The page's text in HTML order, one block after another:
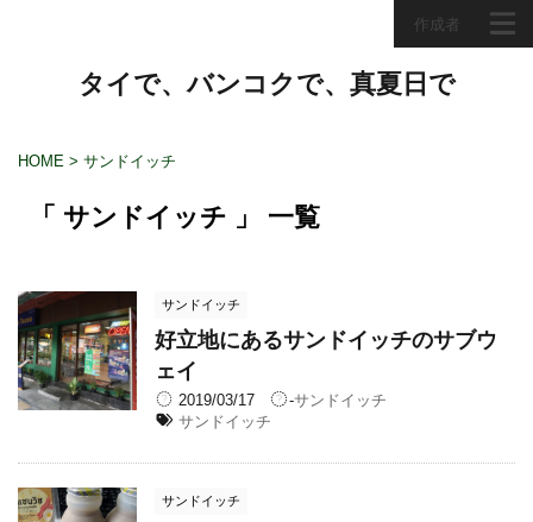
作成者
タイで、バンコクで、真夏日で
HOME > サンドイッチ
「 サンドイッチ 」 一覧
サンドイッチ
好立地にあるサンドイッチのサブウ
ェイ
2019/03/17 -サンドイッチ
サンドイッチ
サンドイッチ